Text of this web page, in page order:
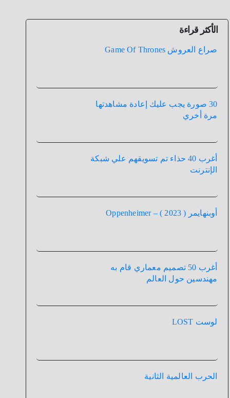
الأكثر قراءة
صراع العروش Game Of Thrones
30 صورة يجب عليك إعادة مشاهدتها
مرة أخري
أغرب 40 حذاء تم تسويقهم علي شبكة
الإنترنت
أوبنهايمر ( 2023 ) – Oppenheimer
أغرب 50 تصميم معماري قام به
مهندسين حول العالم
لوست LOST
الحرب العالمية الثانية